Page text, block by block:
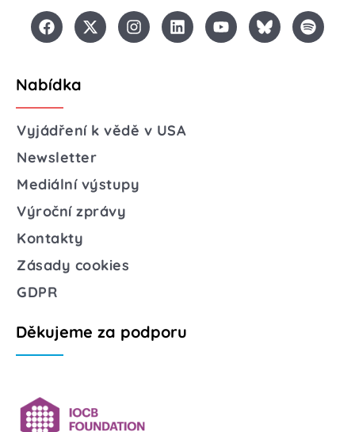
Nabídka
Vyjádření k vědě v USA
Newsletter
Mediální výstupy
Výroční zprávy
Kontakty
Zásady cookies
GDPR
Děkujeme za podporu